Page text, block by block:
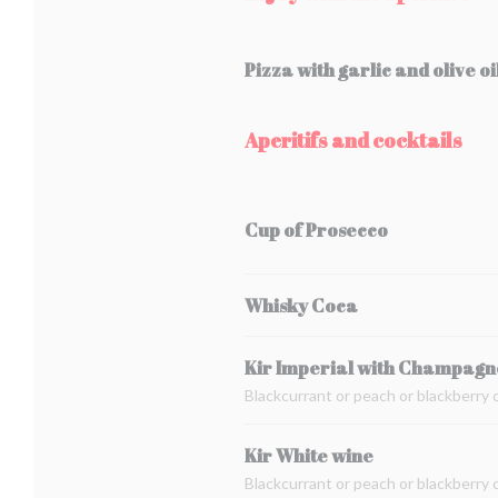
Pizza with garlic and olive
Aperitifs and cocktails
Cup of Prosecco
Whisky Coca
Kir Imperial with
Blackcurrant or peach or blackberry
Kir White wine
Blackcurrant or peach or blackberry